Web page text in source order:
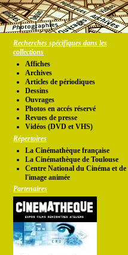
Recherches spécifiques dans les
collections
Affiches
Archives
Articles de périodiques
Dessins
Ouvrages
Photos en accés réservé
Revues de presse
Vidéos (DVD et VHS)
Répertoires
La Cinémathèque française
La Cinémathèque de Toulouse
Centre National du Cinéma et de
l'image animée
Partenaires